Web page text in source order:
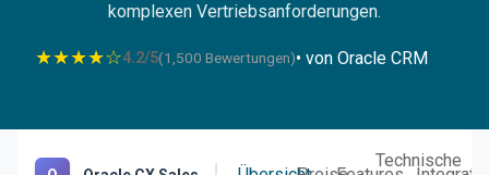
komplexen Vertriebsanforderungen.
★★★★☆4.2/5(1,500 Bewertungen)• von Oracle CRM
Technische